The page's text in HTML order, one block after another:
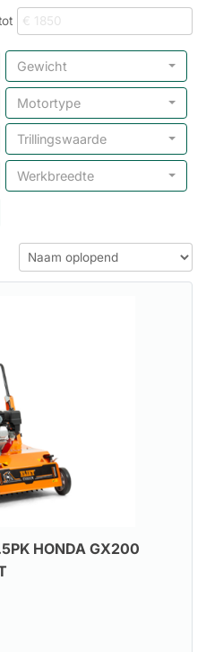
Gewicht
Motortype
Trillingswaarde
Werkbreedte
HONDA GX200